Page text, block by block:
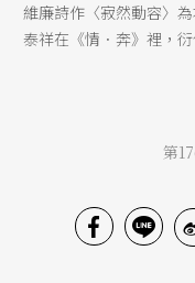
維廉詩作〈寂然動容〉
泰祥在《情．奔》裡，
第